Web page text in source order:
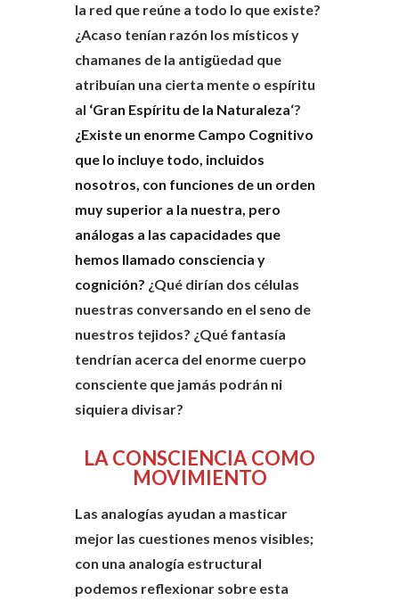
la red que reúne a todo lo que existe?
¿Acaso tenían razón los místicos y
chamanes de la antigüedad que
atribuían una cierta mente o espíritu
al ‘Gran Espíritu de la Naturaleza‘?
¿Existe un enorme Campo Cognitivo
que lo incluye todo, incluidos
nosotros, con funciones de un orden
muy superior a la nuestra, pero
análogas a las capacidades que
hemos llamado consciencia y
cognición? ¿Qué dirían dos células
nuestras conversando en el seno de
nuestros tejidos? ¿Qué fantasía
tendrían acerca del enorme cuerpo
consciente que jamás podrán ni
siquiera divisar?
LA CONSCIENCIA COMO
MOVIMIENTO
Las analogías ayudan a masticar
mejor las cuestiones menos visibles;
con una analogía estructural
podemos reflexionar sobre esta